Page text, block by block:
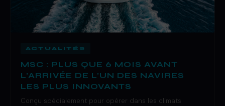
ACTUALITÉS
MSC : PLUS QUE 6 MOIS AVANT
L’ARRIVÉE DE L’UN DES NAVIRES
LES PLUS INNOVANTS
Conçu spécialement pour opérer dans les climats